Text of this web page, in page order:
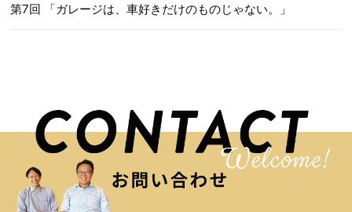
第7回 「ガレージは、車好きだけのものじゃない。」